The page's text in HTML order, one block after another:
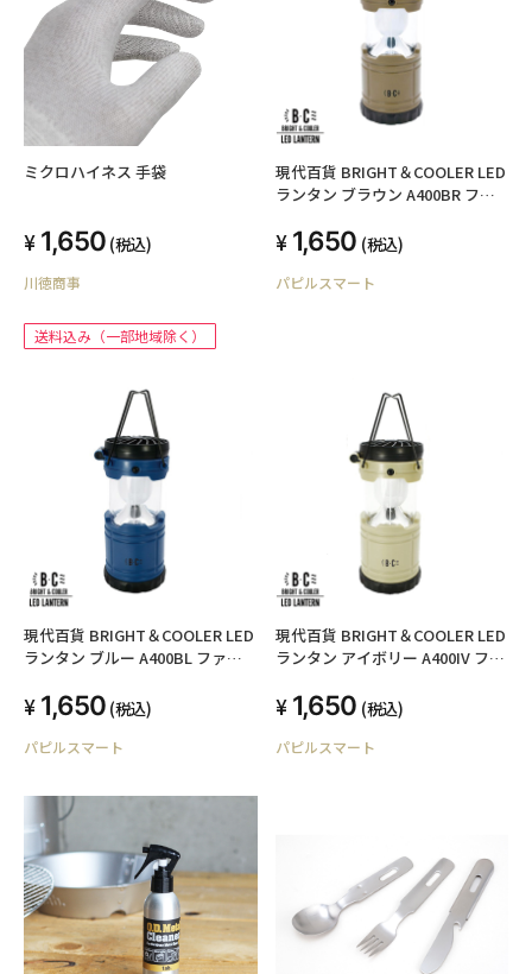
ミクロハイネス 手袋
1,650 (税込)
川徳商事
送料込み（一部地域除く）
現代百貨 BRIGHT＆COOLER LED
ランタン ブラウン A400BR ファ
防災1,650 (税込)
パピルスマート
現代百貨 BRIGHT＆COOLER LED
ランタン ブルー A400BL ファン
防災1,650 (税込)
パピルスマート
現代百貨 BRIGHT＆COOLER LED
ランタン アイボリー A400IV ファ
防災1,650 (税込)
パピルスマート